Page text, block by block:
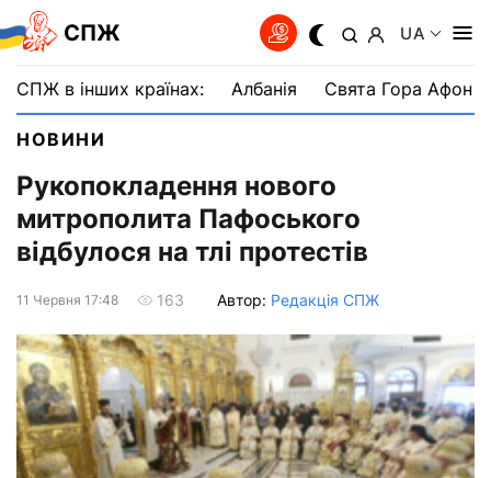
СПЖ UA
СПЖ в інших країнах: Албанія Свята Гора Афон
НОВИНИ
Рукопокладення нового
митрополита Пафоського
відбулося на тлі протестів
11 Червня 17:48 163 Автор: Редакція СПЖ